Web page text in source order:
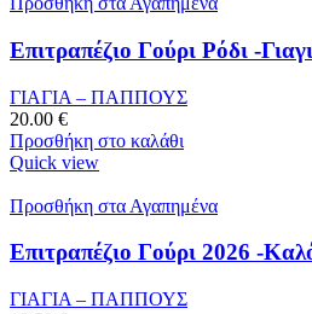
Επιτραπέζιο Γούρι Ρόδι -
ΓΙΑΓΙΑ – ΠΑΠΠΟΥΣ
20.00 €
Προσθήκη στο καλάθι
Quick view
Προσθήκη στα Αγαπημένα
Επιτραπέζιο Γούρι 2026 -
ΓΙΑΓΙΑ – ΠΑΠΠΟΥΣ